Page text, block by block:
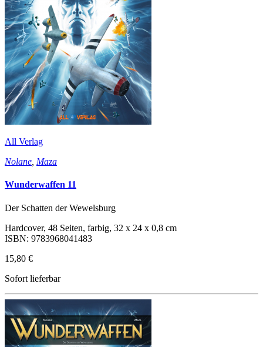
All Verlag
Nolane Maza
Wunderwaffen 11
Der Schatten der Wewelsburg
Hardcover, 48 Seiten, farbig, 32 x 24 x 0,8 cm
ISBN: 9783968041483
15,80 €
Sofort lieferbar